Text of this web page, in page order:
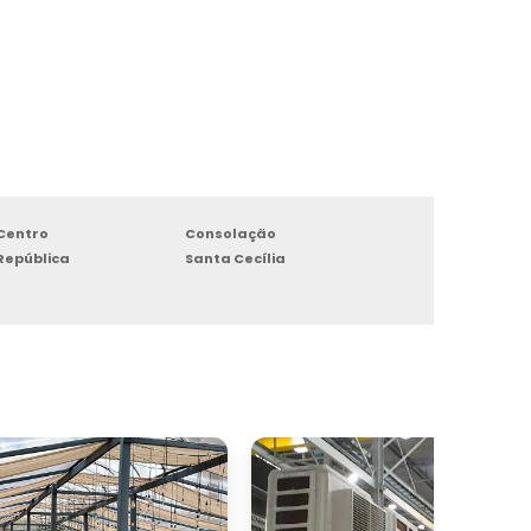
Consolação
Santa Cecília